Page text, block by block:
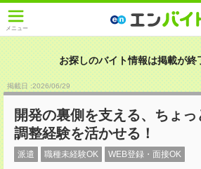
メニュー
お探しのバイト情報は掲載が終
掲載日 :2026/06/29
開発の裏側を支える、ちょっ
調整経験を活かせる！
派遣 職種未経験OK WEB登録・面接OK